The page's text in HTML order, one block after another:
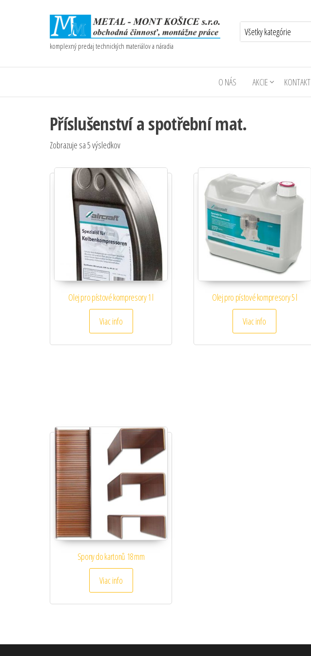
komplexný predaj technických materiálov a náradia
O NÁS AKCIE KONTAKT
Příslušenství a spotřební mat.
Zobrazuje sa 5 výsledkov
Olej pro pístové kompresory 1 l
Viac info
Olej pro pístové kompresory 5 l
Viac info
Spony do kartonů 18 mm
Viac info